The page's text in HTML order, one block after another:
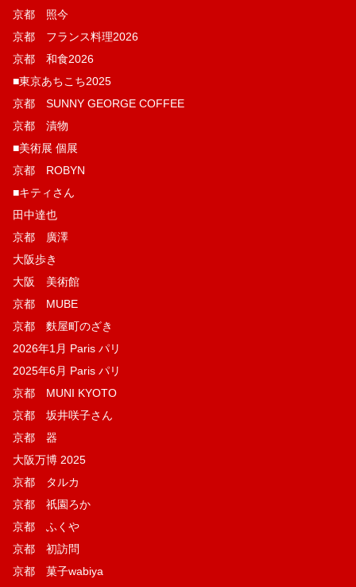
京都 照今
京都 フランス料理2026
京都 和食2026
■東京あちこち2025
京都 SUNNY GEORGE COFFEE
京都 漬物
■美術展 個展
京都 ROBYN
■キティさん
田中達也
京都 廣澤
大阪歩き
大阪 美術館
京都 MUBE
京都 麩屋町のざき
2026年1月 Paris パリ
2025年6月 Paris パリ
京都 MUNI KYOTO
京都 坂井咲子さん
京都 器
大阪万博 2025
京都 タルカ
京都 祇園ろか
京都 ふくや
京都 初訪問
京都 菓子wabiya